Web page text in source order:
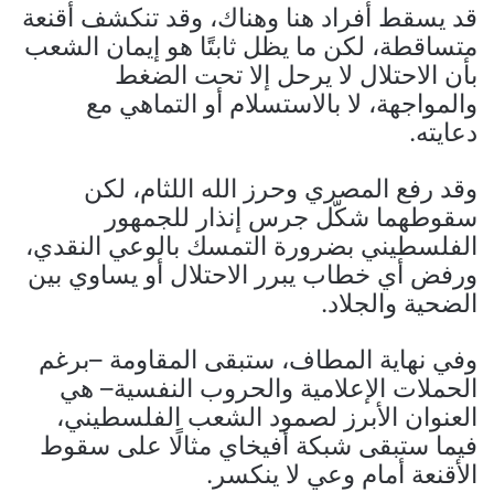
قد يسقط أفراد هنا وهناك، وقد تنكشف أقنعة
متساقطة، لكن ما يظل ثابتًا هو إيمان الشعب
بأن الاحتلال لا يرحل إلا تحت الضغط
والمواجهة، لا بالاستسلام أو التماهي مع
دعايته.
وقد رفع المصري وحرز الله اللثام، لكن
سقوطهما شكّل جرس إنذار للجمهور
الفلسطيني بضرورة التمسك بالوعي النقدي،
ورفض أي خطاب يبرر الاحتلال أو يساوي بين
الضحية والجلاد.
وفي نهاية المطاف، ستبقى المقاومة –برغم
الحملات الإعلامية والحروب النفسية– هي
العنوان الأبرز لصمود الشعب الفلسطيني،
فيما ستبقى شبكة أفيخاي مثالًا على سقوط
الأقنعة أمام وعي لا ينكسر.